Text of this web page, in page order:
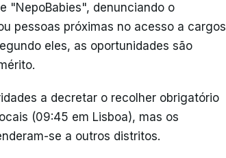
"NepoBabies", denunciando o
pessoas próximas no acesso a cargos
eles, as oportunidades são
a decretar o recolher obrigatório
(09:45 em Lisboa), mas os
se a outros distritos.